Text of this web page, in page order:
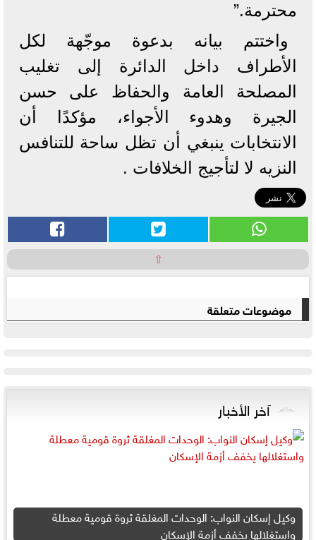
محترمة.”
واختتم بيانه بدعوة موجّهة لكل
الأطراف داخل الدائرة إلى تغليب
المصلحة العامة والحفاظ على حسن
الجيرة وهدوء الأجواء، مؤكدًا أن
الانتخابات ينبغي أن تظل ساحة للتنافس
النزيه لا لتأجيج الخلافات .
⇧
موضوعات متعلقة
آخر الأخبار
وكيل إسكان النواب: الوحدات المغلقة ثروة قومية معطلة
واستغلالها يخفف أزمة الإسكان